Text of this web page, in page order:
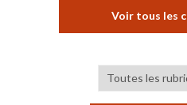
Voir tous les